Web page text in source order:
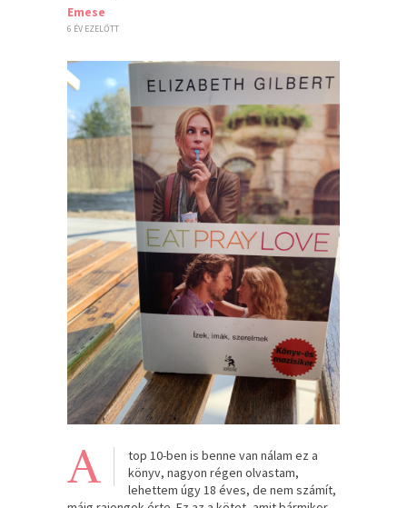
Emese
6 ÉV EZELŐTT
A
top 10-ben is benne van nálam ez a
könyv, nagyon régen olvastam,
lehettem úgy 18 éves, de nem számít,